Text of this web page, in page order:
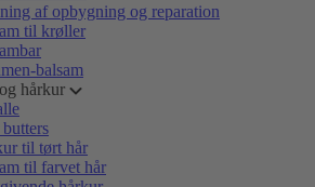
af opbygning og reparation
til krøller
balsam
hårkur
til tørt hår
til farvet hår